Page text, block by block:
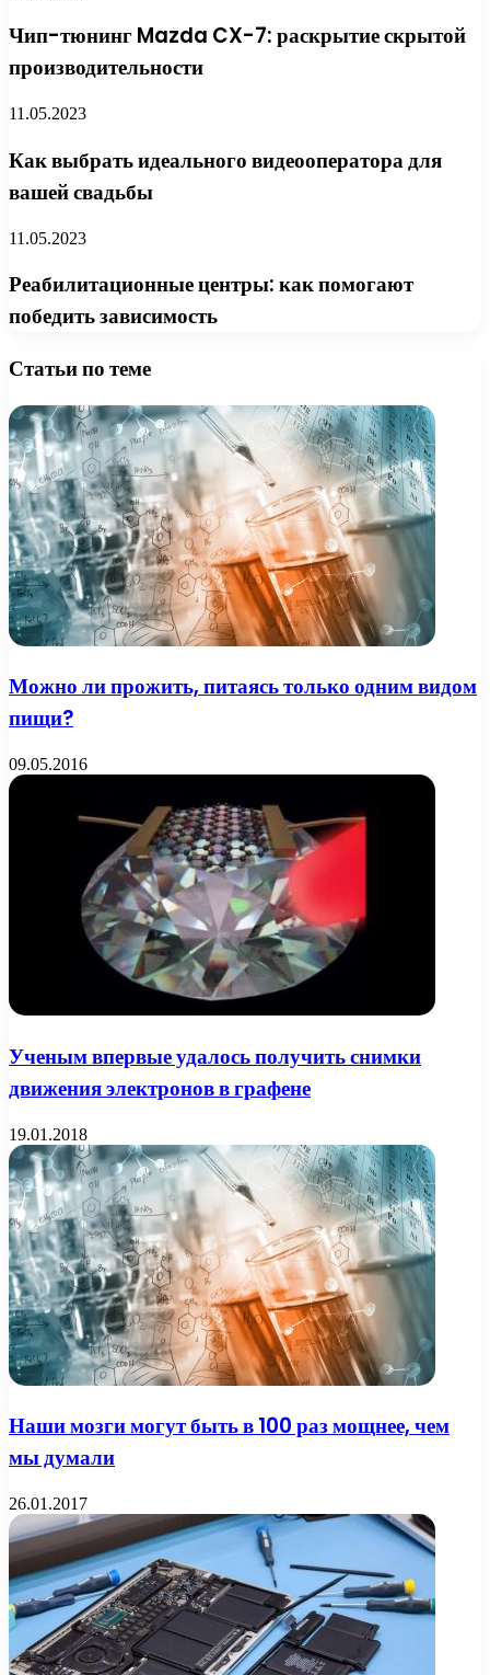
Чип-тюнинг Mazda CX-7: раскрытие скрытой
производительности
11.05.2023
Как выбрать идеального видеооператора для
вашей свадьбы
11.05.2023
Реабилитационные центры: как помогают
победить зависимость
Статьи по теме
Можно ли прожить, питаясь только одним видом
пищи?
09.05.2016
Ученым впервые удалось получить снимки
движения электронов в графене
19.01.2018
Наши мозги могут быть в 100 раз мощнее, чем
мы думали
26.01.2017